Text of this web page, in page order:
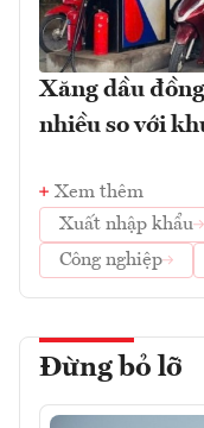
Xăng dầu
nhiều so với
Xem thêm
Xuất nhập khẩu
Công nghiệp
Đừng bỏ lỡ